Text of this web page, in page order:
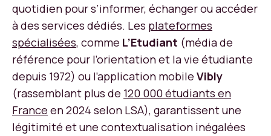
quotidien pour s’informer, échanger ou accéder
à des services dédiés. Les plateformes
spécialisées, comme L’Etudiant (média de
référence pour l’orientation et la vie étudiante
depuis 1972) ou l’application mobile Vibly
(rassemblant plus de 120 000 étudiants en
France en 2024 selon LSA), garantissent une
légitimité et une contextualisation inégalées